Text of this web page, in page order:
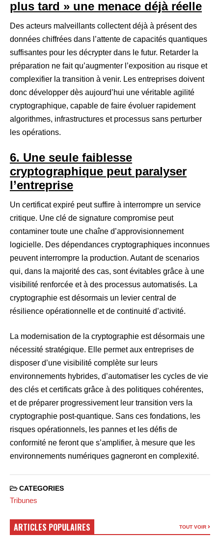
plus tard » une menace déjà réelle
Des acteurs malveillants collectent déjà à présent des
données chiffrées dans l’attente de capacités quantiques
suffisantes pour les décrypter dans le futur. Retarder la
préparation ne fait qu’augmenter l’exposition au risque et
complexifier la transition à venir. Les entreprises doivent
donc développer dès aujourd’hui une véritable agilité
cryptographique, capable de faire évoluer rapidement
algorithmes, infrastructures et processus sans perturber
les opérations.
6. Une seule faiblesse
cryptographique peut paralyser
l’entreprise
Un certificat expiré peut suffire à interrompre un service
critique. Une clé de signature compromise peut
contaminer toute une chaîne d’approvisionnement
logicielle. Des dépendances cryptographiques inconnues
peuvent interrompre la production. Autant de scenarios
qui, dans la majorité des cas, sont évitables grâce à une
visibilité renforcée et à des processus automatisés. La
cryptographie est désormais un levier central de
résilience opérationnelle et de continuité d’activité.
La modernisation de la cryptographie est désormais une
nécessité stratégique. Elle permet aux entreprises de
disposer d’une visibilité complète sur leurs
environnements hybrides, d’automatiser les cycles de vie
des clés et certificats grâce à des politiques cohérentes,
et de préparer progressivement leur transition vers la
cryptographie post-quantique. Sans ces fondations, les
risques opérationnels, les pannes et les défis de
conformité ne feront que s’amplifier, à mesure que les
environnements numériques gagneront en complexité.
CATEGORIES
Tribunes
ARTICLES POPULAIRES TOUT VOIR